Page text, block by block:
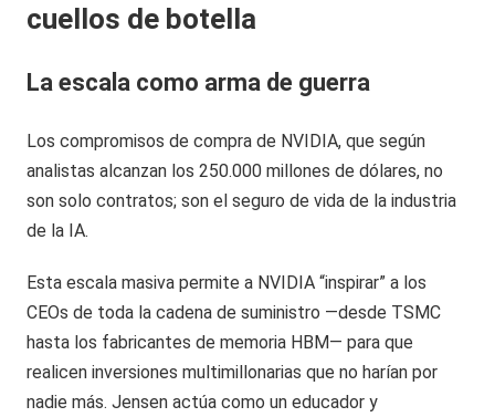
cuellos de botella
La escala como arma de guerra
Los compromisos de compra de NVIDIA, que según
analistas alcanzan los 250.000 millones de dólares, no
son solo contratos; son el seguro de vida de la industria
de la IA.
Esta escala masiva permite a NVIDIA “inspirar” a los
CEOs de toda la cadena de suministro —desde TSMC
hasta los fabricantes de memoria HBM— para que
realicen inversiones multimillonarias que no harían por
nadie más. Jensen actúa como un educador y